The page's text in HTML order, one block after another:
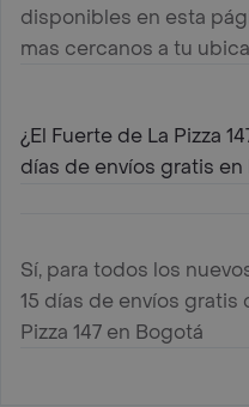
disponibles en esta
mas cercanos a tu
¿El Fuerte de La Pizza
días de envíos gratis en
Sí, para todos los
15 días de envíos gratis
Pizza 147 en Bogotá